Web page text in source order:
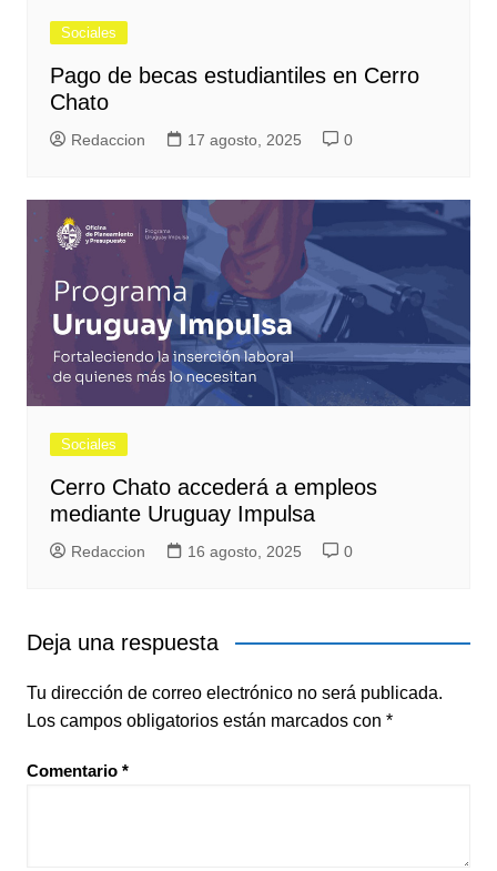
Sociales
Pago de becas estudiantiles en Cerro
Chato
Redaccion 17 agosto, 2025 0
Sociales
Cerro Chato accederá a empleos
mediante Uruguay Impulsa
Redaccion 16 agosto, 2025 0
Deja una respuesta
Tu dirección de correo electrónico no será publicada.
Los campos obligatorios están marcados con *
Comentario *